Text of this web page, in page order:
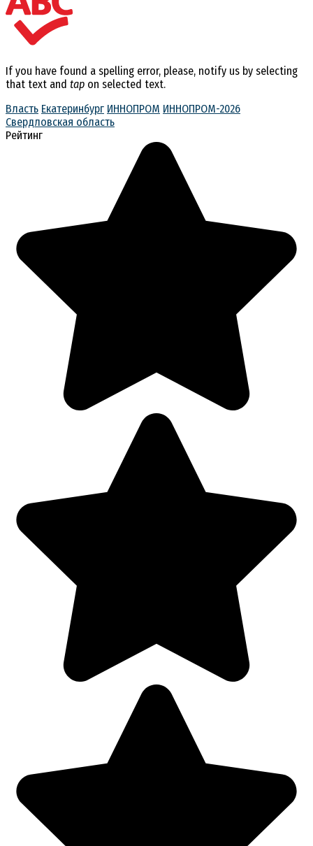
If you have found a spelling error, please, notify us by selecting
that text and tap on selected text.
Власть Екатеринбург ИННОПРОМ ИННОПРОМ-2026
Свердловская область
Рейтинг